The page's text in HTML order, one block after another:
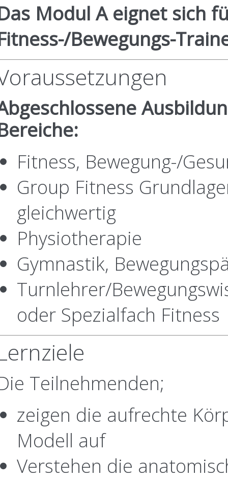
Modul A eignet sich
Bewegungs-
Fitness, Bewegung-/
Group Fitness
gleichwertig
Physiotherapie
Gymnastik,
Turnlehrer/
oder Spezialfach Fitness
Teilnehmenden;
zeigen die aufrechte
Modell auf
Verstehen die